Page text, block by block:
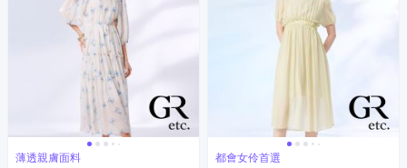
薄透親膚面料 都會女伶首選